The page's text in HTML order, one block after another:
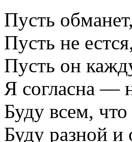
Пусть
Пусть не
Пусть он
Я согласна —
Буду всем,
Буду разной и